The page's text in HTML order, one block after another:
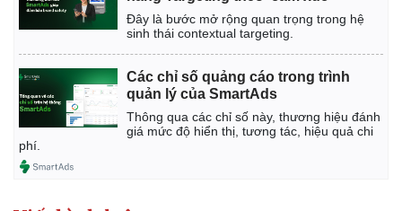
Đây là bước mở rộng quan trọng trong hệ
sinh thái contextual targeting.
Các chỉ số quảng cáo trong trình
quản lý của SmartAds
Thông qua các chỉ số này, thương hiệu đánh
giá mức độ hiển thị, tương tác, hiệu quả chi
phí.